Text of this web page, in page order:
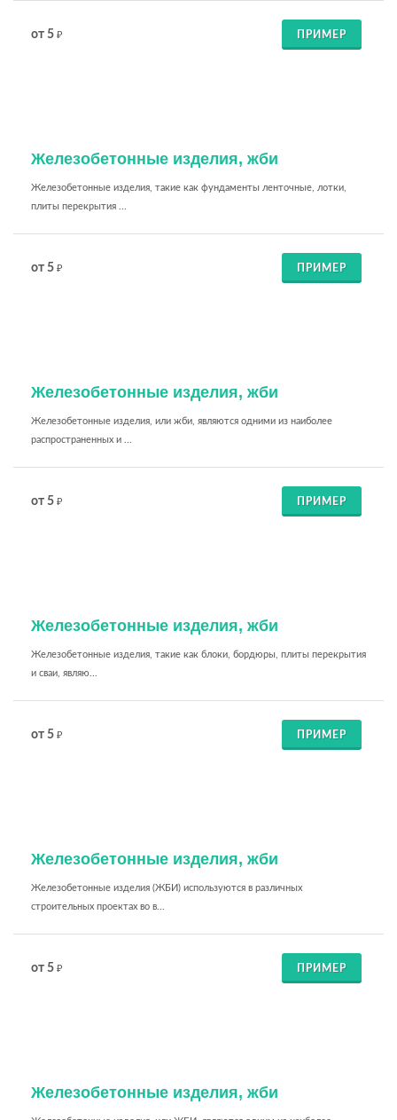
от 5 ₽ ПРИМЕР
Железобетонные изделия, жби
Железобетонные изделия, такие как фундаменты ленточные, лотки,
плиты перекрытия ...
от 5 ₽ ПРИМЕР
Железобетонные изделия, жби
Железобетонные изделия, или жби, являются одними из наиболее
распространенных и ...
от 5 ₽ ПРИМЕР
Железобетонные изделия, жби
Железобетонные изделия, такие как блоки, бордюры, плиты перекрытия
и сваи, являю...
от 5 ₽ ПРИМЕР
Железобетонные изделия, жби
Железобетонные изделия (ЖБИ) используются в различных
строительных проектах во в...
от 5 ₽ ПРИМЕР
Железобетонные изделия, жби